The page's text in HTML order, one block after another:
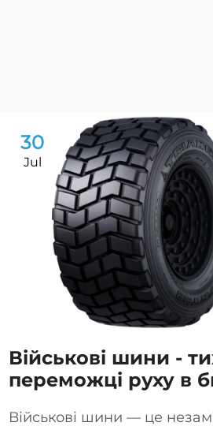
30
Jul
Військові шини -
переможці руху в
Військові шини — це